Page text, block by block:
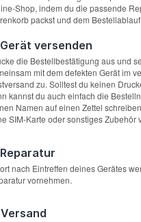
Shop, indem du die passende
packst und dem
versenden
die Bestellbestätigung aus und
mit dem defekten Gerät im
zu. Solltest du keinen
kannst du auch einfach die
Namen auf einen Zettel
SIM-Karte oder sonstiges Zubehör
nach Eintreffen deines Gerätes
vornehmen.